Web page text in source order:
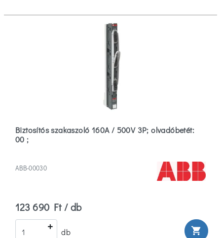
Biztosítós szakaszoló 160A / 500V 3P; olvadóbetét:
00 ;
ABB-00030
123 690 Ft / db
db shopping_cart